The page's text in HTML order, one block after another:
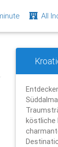
All
köstliche